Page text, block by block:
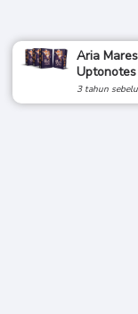
Aria
Uptonotes
3 tahun